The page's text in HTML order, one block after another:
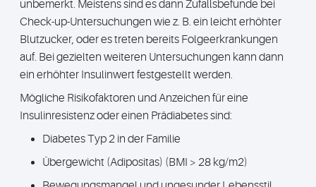
unbemerkt. Meistens sind es dann Zufallsbefunde bei
Check-up-Untersuchungen wie z. B. ein leicht erhöhter
Blutzucker, oder es treten bereits Folgeerkrankungen
auf. Bei gezielten weiteren Untersuchungen kann dann
ein erhöhter Insulinwert festgestellt werden.
Mögliche Risikofaktoren und Anzeichen für eine
Insulinresistenz oder einen Prädiabetes sind:
Diabetes Typ 2 in der Familie
Übergewicht (Adipositas) (BMI > 28 kg/m2)